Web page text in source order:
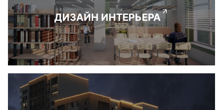
ДИЗАЙН ИНТЕРЬЕРА